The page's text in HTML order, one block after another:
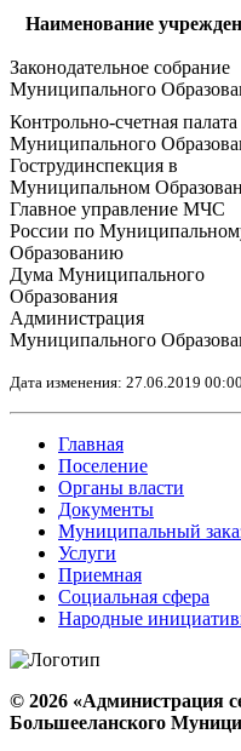
Наименование
Законодательное собрание
Муниципального
Контрольно-счетная палата
Муниципального
Гострудинспекция в
Муниципальном
Главное управление МЧС
России по
Образованию
Дума Муниципального
Образования
Администрация
Муниципального
Дата изменения: 27.06.2019 00:00
Главная
Поселение
Органы власти
Документы
Муниципальный
Услуги
Приемная
Социальная сфера
Народные
© 2026 «Администрация
Большееланского